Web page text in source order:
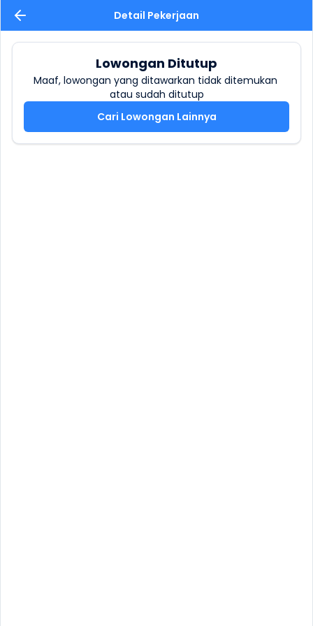
Detail Pekerjaan
Lowongan Ditutup
Maaf, lowongan yang ditawarkan tidak ditemukan
atau sudah ditutup
Cari Lowongan Lainnya